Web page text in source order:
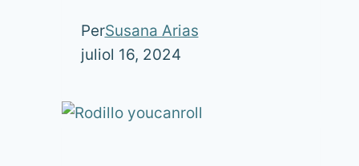
PerSusana Arias
juliol 16, 2024